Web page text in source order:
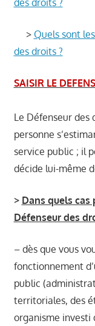
des droits ?
> Quels sont
des droits ?
SAISIR LE
Le Défenseur
personne
service public ; il
décide lui-même
> Dans quels cas
Défenseur des
– dès que vous
fonctionnement
public
territoriales, des
organisme investi